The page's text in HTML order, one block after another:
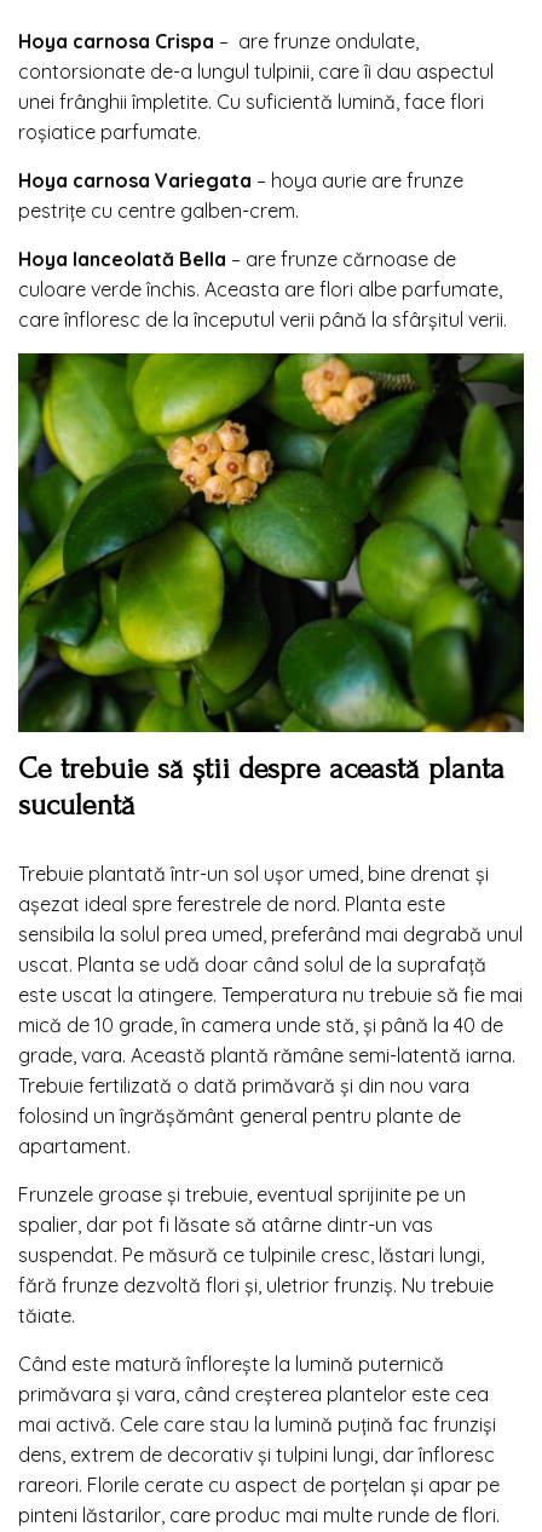
Hoya carnosa Crispa – are frunze ondulate,
contorsionate de-a lungul tulpinii, care îi dau aspectul
unei frânghii împletite. Cu suficientă lumină, face flori
roșiatice parfumate.
Hoya carnosa Variegata – hoya aurie are frunze
pestrițe cu centre galben-crem.
Hoya lanceolată Bella – are frunze cărnoase de
culoare verde închis. Aceasta are flori albe parfumate,
care înfloresc de la începutul verii până la sfârșitul verii.
Ce trebuie să știi despre această planta
suculentă
Trebuie plantată într-un sol ușor umed, bine drenat și
așezat ideal spre ferestrele de nord. Planta este
sensibila la solul prea umed, preferând mai degrabă unul
uscat. Planta se udă doar când solul de la suprafață
este uscat la atingere. Temperatura nu trebuie să fie mai
mică de 10 grade, în camera unde stă, și până la 40 de
grade, vara. Această plantă rămâne semi-latentă iarna.
Trebuie fertilizată o dată primăvară și din nou vara
folosind un îngrășământ general pentru plante de
apartament.
Frunzele groase și trebuie, eventual sprijinite pe un
spalier, dar pot fi lăsate să atârne dintr-un vas
suspendat. Pe măsură ce tulpinile cresc, lăstari lungi,
fără frunze dezvoltă flori și, uletrior frunziș. Nu trebuie
tăiate.
Când este matură înflorește la lumină puternică
primăvara și vara, când creșterea plantelor este cea
mai activă. Cele care stau la lumină puțină fac frunziși
dens, extrem de decorativ și tulpini lungi, dar înfloresc
rareori. Florile cerate cu aspect de porțelan și apar pe
pinteni lăstarilor, care produc mai multe runde de flori.